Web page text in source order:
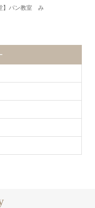
】パン教室 み